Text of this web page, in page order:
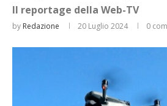
Il reportage della Web-TV
by Redazione 20 Luglio 2024 0